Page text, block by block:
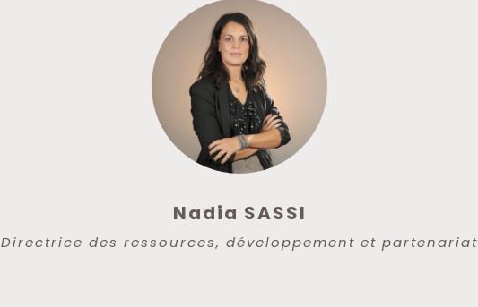
Nadia SASSI
Directrice des ressources, développement et partenariat